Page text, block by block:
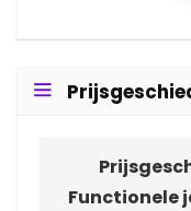
Functionele